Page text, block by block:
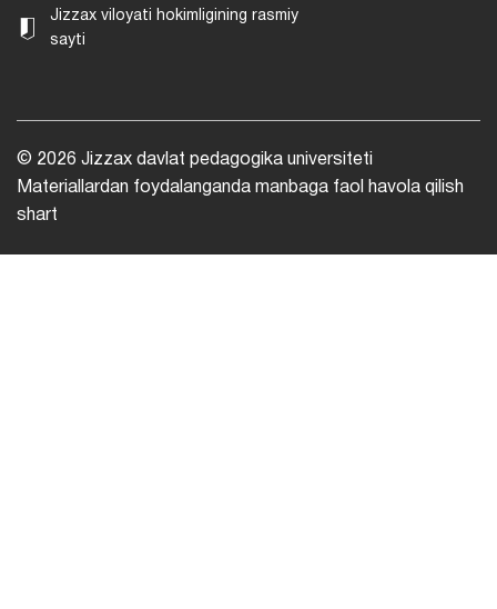
Jizzax viloyati hokimligining rasmiy
sayti
© 2026 Jizzax davlat pedagogika universiteti
Materiallardan foydalanganda manbaga faol havola qilish
shart